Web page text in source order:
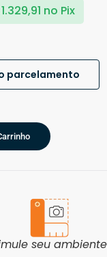
1.329,91 no Pix
parcelamento
seu ambiente